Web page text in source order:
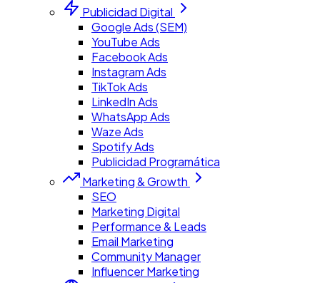
Publicidad Digital
Google Ads (SEM)
YouTube Ads
Facebook Ads
Instagram Ads
TikTok Ads
LinkedIn Ads
WhatsApp Ads
Waze Ads
Spotify Ads
Publicidad Programática
Marketing & Growth
SEO
Marketing Digital
Performance & Leads
Email Marketing
Community Manager
Influencer Marketing